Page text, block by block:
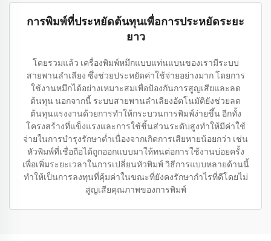
การพิมพ์ที่ประหยัดต้นทุนเพื่อการประหยัดระยะ
ยาว
โดยรวมแล้ว เครื่องพิมพ์หมึกแบบแท่นแบนของเรามีระบบ
สายพานลำเลียง ซึ่งช่วยประหยัดค่าใช้จ่ายอย่างมาก โดยการ
ใช้งานหมึกได้อย่างเหมาะสมเพื่อป้องกันการสูญเสียและลด
ต้นทุน นอกจากนี้ ระบบสายพานลำเลียงอัตโนมัติยังช่วยลด
ต้นทุนแรงงานด้วยการทำให้กระบวนการพิมพ์ง่ายขึ้น อีกทั้ง
โครงสร้างที่แข็งแรงและการใช้ชิ้นส่วนระดับสูงทำให้มีค่าใช้
จ่ายในการบำรุงรักษาต่ำเนื่องจากเกิดการเสียหายน้อยกว่า เช่น
หัวพิมพ์ที่เชื่อถือได้ถูกออกแบบมาให้ทนต่อการใช้งานบ่อยครั้ง
เพื่อเพิ่มระยะเวลาในการเปลี่ยนหัวพิมพ์ วิธีการแบบหลายด้านนี้
ทำให้เป็นการลงทุนที่คุ้มค่าในขณะที่ยังคงรักษากำไรที่ดีโดยไม่
สูญเสียคุณภาพของการพิมพ์